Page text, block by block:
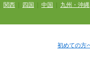
関西 四国 中国 九州・沖縄
初めての方